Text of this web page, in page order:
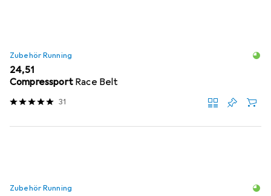
Zubehör Running
EUR
24,51
Compressport Race Belt
31
Zubehör Running